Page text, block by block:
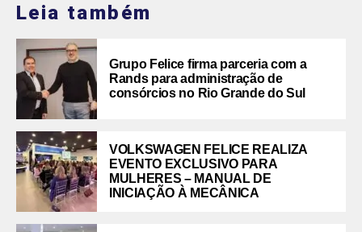
Leia também
Grupo Felice firma parceria com a
Rands para administração de
consórcios no Rio Grande do Sul
VOLKSWAGEN FELICE REALIZA
EVENTO EXCLUSIVO PARA
MULHERES – MANUAL DE
INICIAÇÃO À MECÂNICA